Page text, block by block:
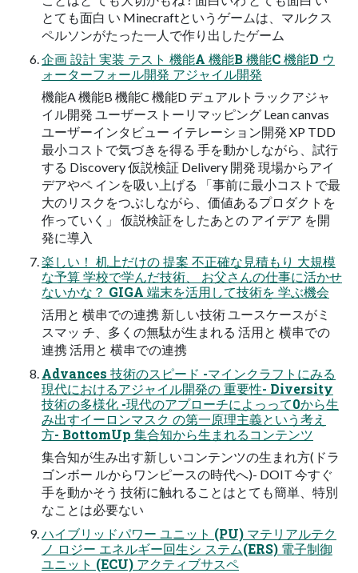
とても面白 い Minecraftというゲームは、マルクス
ペルソンがたった一人で作り出したゲーム
企画 設計 実装 テスト 機能A 機能B 機能C 機能D ウ
ォーターフォール開発 アジャイル開発
機能A 機能B 機能C 機能D デュアルトラックアジャ
イル開発 ユーザーストーリマッピング Lean canvas
ユーザーインタビュー イテレーション開発 XP TDD
最小コストで気づきを得る 手を動かしながら、試行
する Discovery 仮説検証 Delivery 開発 現場からアイ
デアやペ インを吸い上げる 「事前に最小コストで最
大のリスクをつぶしながら、価値あるプロダクトを
作っていく」 仮説検証をしたあとの アイデア を開
発に導入
楽しい！ 机上だけの 提案 不正確な見積もり 大規模
な予算 学校で学んだ技術、 お父さんの仕事に活かせ
ないかな？ GIGA 端末を活用して技術を 学ぶ機会
活用と 横串での連携 新しい技術 ユースケースがミ
スマッ チ、多くの無駄が生まれる 活用と 横串での
連携 活用と 横串での連携
Advances 技術のスピード -マインクラフトにみる
現代におけるアジャイル開発の 重要性- Diversity
技術の多様化 -現代のアプローチによっって0から生
み出すイーロンマスク の第一原理主義という考え
方- BottomUp 集合知から生まれるコンテンツ
集合知が生み出す新しいコンテンツの生まれ方(ドラ
ゴンボー ルからワンピースの時代へ)- DOIT 今すぐ
手を動かそう 技術に触れることはとても簡単、特別
なことは必要ない
ハイブリッドパワー ユニット (PU) マテリアルテク
ノ ロジー エネルギー回生シ ステム(ERS) 電子制御
ユニット (ECU) アクティブサスペ